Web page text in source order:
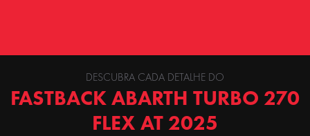
DESCUBRA CADA DETALHE DO
FASTBACK ABARTH TURBO 270
FLEX AT 2025